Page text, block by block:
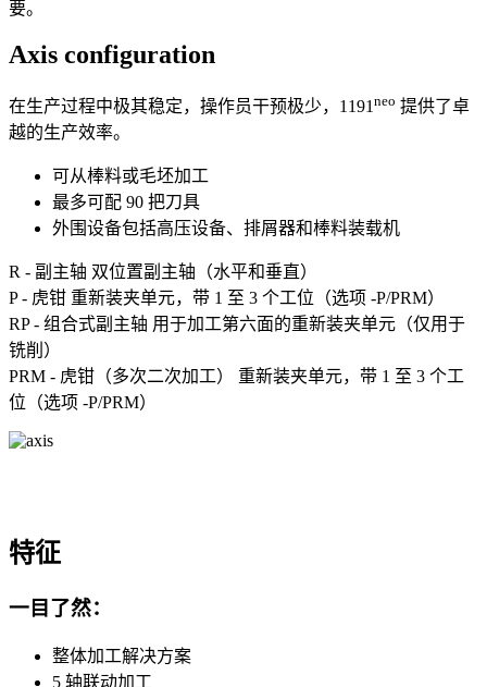
要。
Axis configuration
在生产过程中极其稳定，操作员干预极少，1191 neo 提供了卓
越的生产效率。
可从棒料或毛坯加工
最多可配 90 把刀具
外围设备包括高压设备、排屑器和棒料装载机
R - 副主轴 双位置副主轴（水平和垂直）
P - 虎钳 重新装夹单元，带 1 至 3 个工位（选项 -P/PRM）
RP - 组合式副主轴 用于加工第六面的重新装夹单元（仅用于
铣削）
PRM - 虎钳（多次二次加工） 重新装夹单元，带 1 至 3 个工
位（选项 -P/PRM）
特征
一目了然：
整体加工解决方案
5 轴联动加工